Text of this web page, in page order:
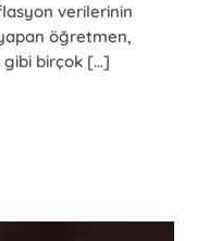
verilerinin
öğretmen,
gibi birçok […]